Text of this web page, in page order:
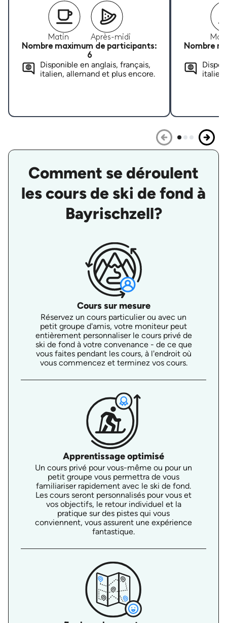
Matin
Après-midi
Nombre maximum de participants:
6
Disponible en anglais, français,
italien, allemand et plus encore.
Nombre
Comment se déroulent
les cours de ski de fond à
Bayrischzell?
Cours sur mesure
Réservez un cours particulier ou avec un
petit groupe d'amis, votre moniteur peut
entièrement personnaliser le cours privé de
ski de fond à votre convenance - de ce que
vous faites pendant les cours, à l'endroit où
vous commencez et terminez vos cours.
Apprentissage optimisé
Un cours privé pour vous-même ou pour un
petit groupe vous permettra de vous
familiariser rapidement avec le ski de fond.
Les cours seront personnalisés pour vous et
vos objectifs, le retour individuel et la
pratique sur des pistes qui vous
conviennent, vous assurent une expérience
fantastique.